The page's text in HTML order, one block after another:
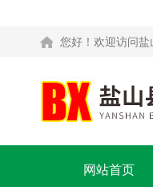
您好！欢迎访问盐
网站首页